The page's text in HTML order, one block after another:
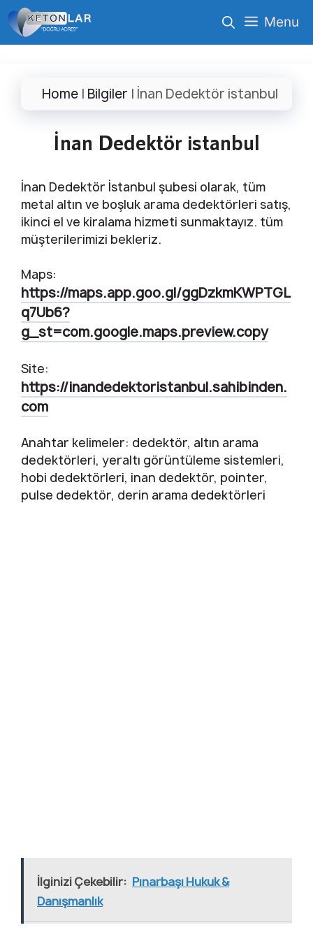
İçeriğe
atla
Menu
Home | Bilgiler | İnan Dedektör istanbul
İnan Dedektör istanbul
İnan Dedektör İstanbul şubesi olarak, tüm
metal altın ve boşluk arama dedektörleri satış,
ikinci el ve kiralama hizmeti sunmaktayız. tüm
müşterilerimizi bekleriz.
Maps:
https://maps.app.goo.gl/ggDzkmKWPTGL
q7Ub6?
g_st=com.google.maps.preview.copy
Site:
https://inandedektoristanbul.sahibinden.
com
Anahtar kelimeler: dedektör, altın arama
dedektörleri, yeraltı görüntüleme sistemleri,
hobi dedektörleri, inan dedektör, pointer,
pulse dedektör, derin arama dedektörleri
İlginizi Çekebilir: Pınarbaşı Hukuk &
Danışmanlık